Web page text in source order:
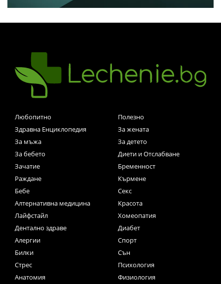
Любопитно
Полезно
Здравна Енциклопедия
За жената
За мъжа
За детето
За бебето
Диети и Отслабване
Зачатие
Бременност
Раждане
Кърмене
Бебе
Секс
Алтернативна медицина
Красота
Лайфстайл
Хомеопатия
Дентално здраве
Диабет
Алергии
Спорт
Билки
Сън
Стрес
Психология
Анатомия
Физиология